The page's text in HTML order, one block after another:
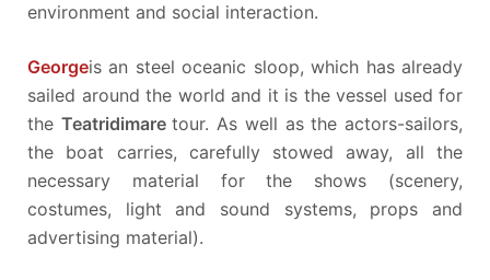
environment and social interaction.
Georgeis an steel oceanic sloop, which has already
sailed around the world and it is the vessel used for
the Teatridimaretour. As well as the actors-sailors,
the boat carries, carefully stowed away, all the
necessary material for the shows (scenery,
costumes, light and sound systems, props and
advertising material).